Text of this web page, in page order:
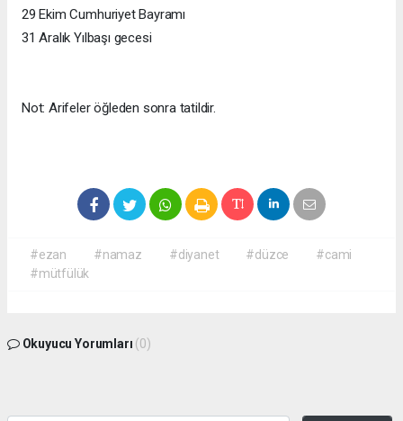
29 Ekim Cumhuriyet Bayramı
31 Aralık Yılbaşı gecesi
Not: Arifeler öğleden sonra tatildir.
#ezan #namaz #diyanet #düzce
#cami
#mütfülük
Okuyucu Yorumları (0)